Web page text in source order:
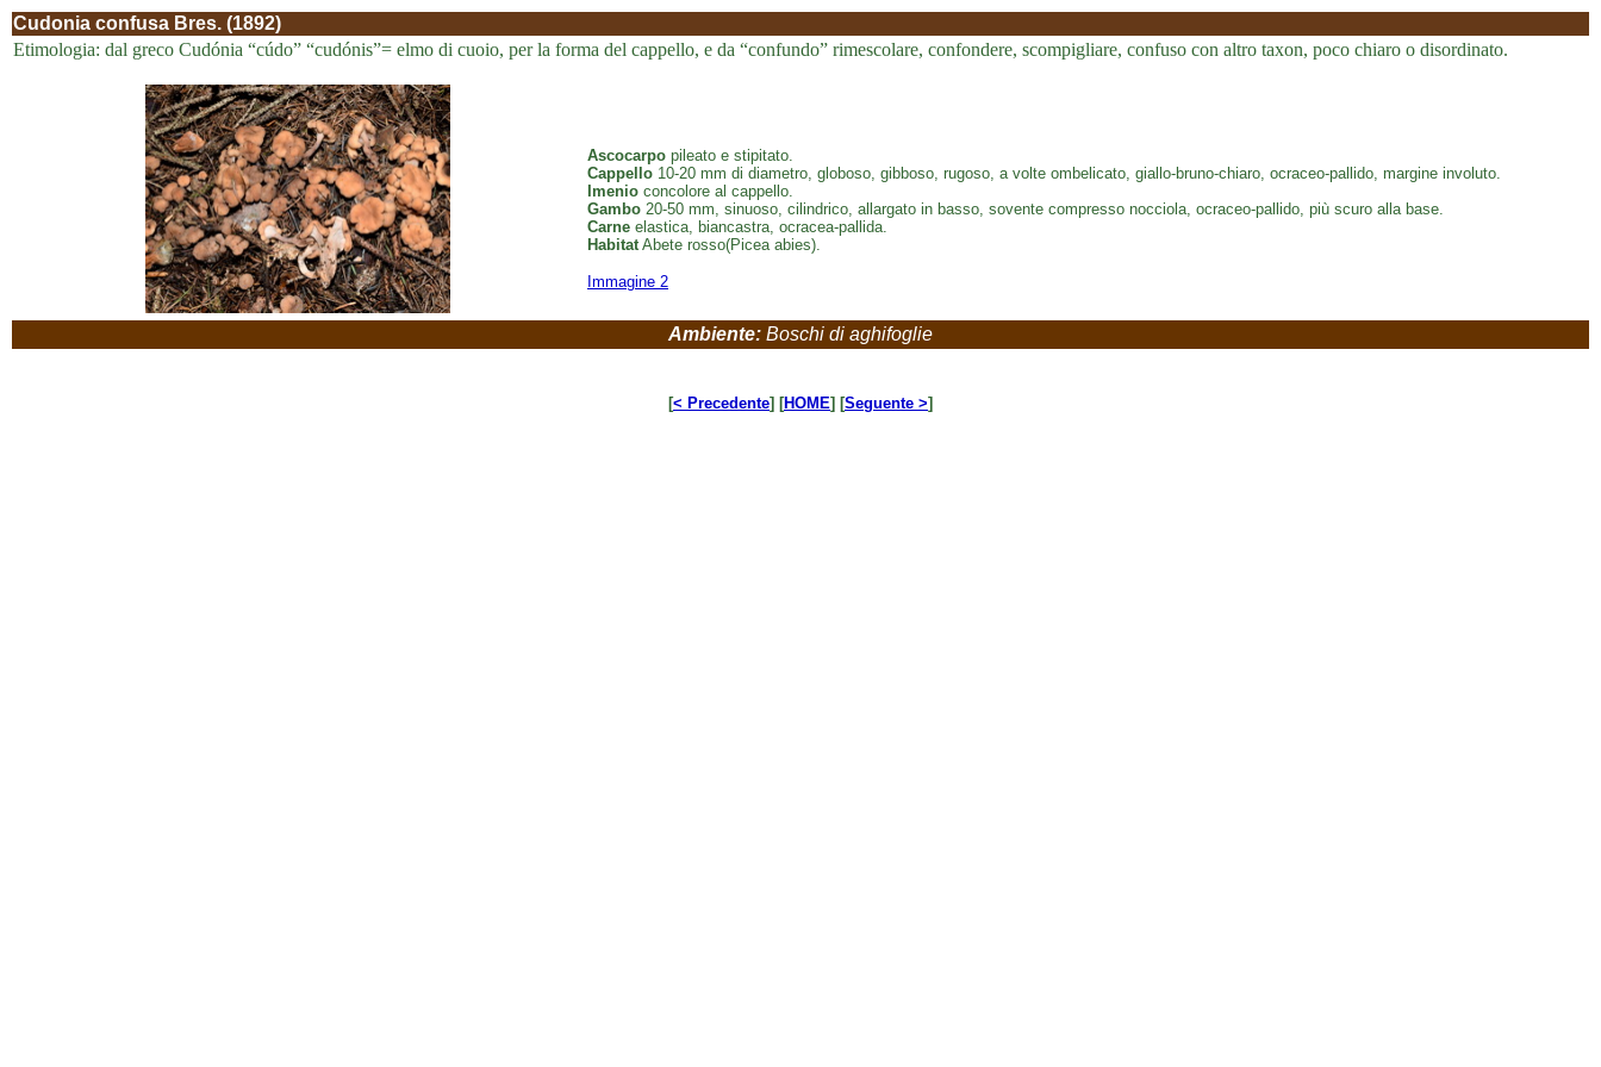
Cudonia confusa Bres. (1892)
Etimologia: dal greco Cudónia “cúdo” “cudónis”= elmo di cuoio, per la forma del cappello, e da “confundo” rimescolare, confondere, scompigliare, confuso con altro taxon, poco chiaro o disordinato.
Ascocarpo pileato e stipitato.
Cappello 10-20 mm di diametro, globoso, gibboso, rugoso, a volte ombelicato, giallo-bruno-chiaro, ocraceo-pallido, margine involuto.
Imenio concolore al cappello.
Gambo 20-50 mm, sinuoso, cilindrico, allargato in basso, sovente compresso nocciola, ocraceo-pallido, più scuro alla base.
Carne elastica, biancastra, ocracea-pallida.
HabitatAbete rosso(Picea abies).
Immagine 2
Ambiente: Boschi di aghifoglie
[< Precedente] [HOME] [Seguente >]